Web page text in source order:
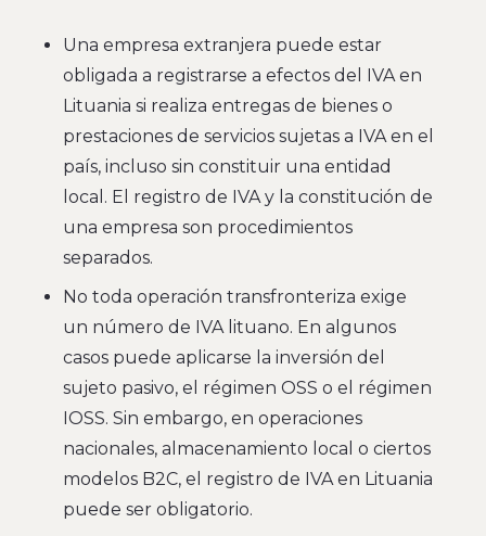
Una empresa extranjera puede estar
obligada a registrarse a efectos del IVA en
Lituania si realiza entregas de bienes o
prestaciones de servicios sujetas a IVA en el
país, incluso sin constituir una entidad
local. El registro de IVA y la constitución de
una empresa son procedimientos
separados.
No toda operación transfronteriza exige
un número de IVA lituano. En algunos
casos puede aplicarse la inversión del
sujeto pasivo, el régimen OSS o el régimen
IOSS. Sin embargo, en operaciones
nacionales, almacenamiento local o ciertos
modelos B2C, el registro de IVA en Lituania
puede ser obligatorio.